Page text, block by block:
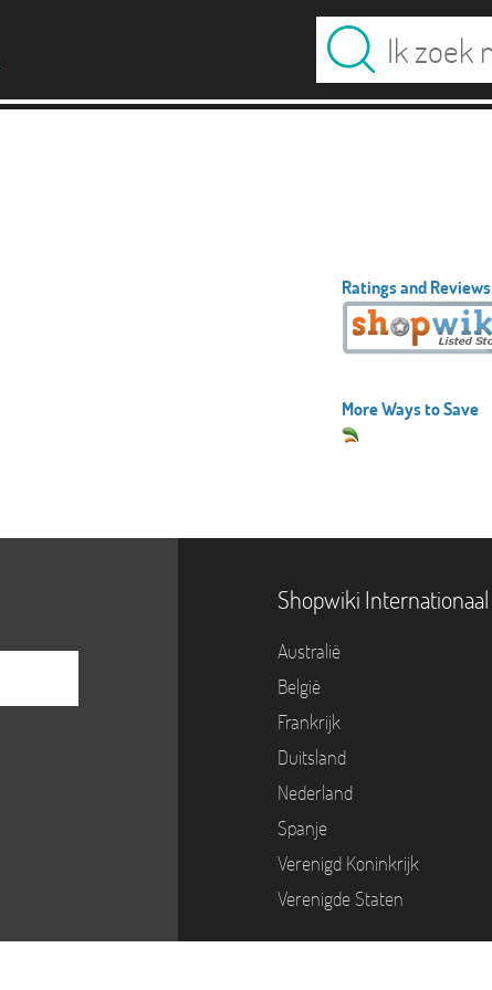
Ratings and Reviews
More Ways to Save
Shopwiki Internationaal
Australië
België
Frankrijk
Duitsland
Nederland
Spanje
Verenigd Koninkrijk
Verenigde Staten